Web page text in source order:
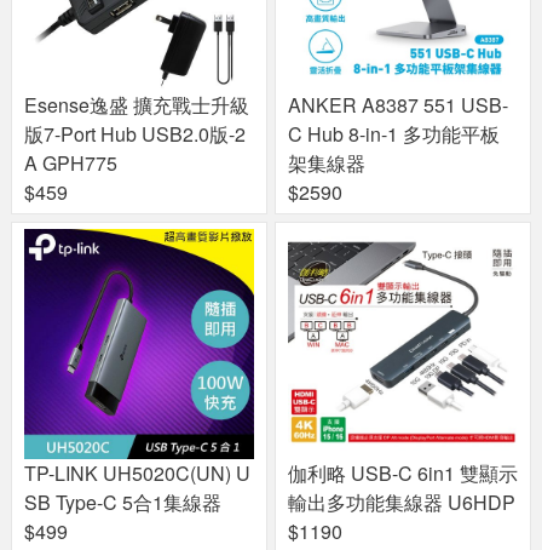
Esense逸盛 擴充戰士升級
版7-Port Hub USB2.0版-2
A GPH775
$459
ANKER A8387 551 USB-
C Hub 8-in-1 多功能平板
架集線器
$2590
TP-LINK UH5020C(UN) U
SB Type-C 5合1集線器
$499
伽利略 USB-C 6in1 雙顯示
輸出多功能集線器 U6HDP
$1190